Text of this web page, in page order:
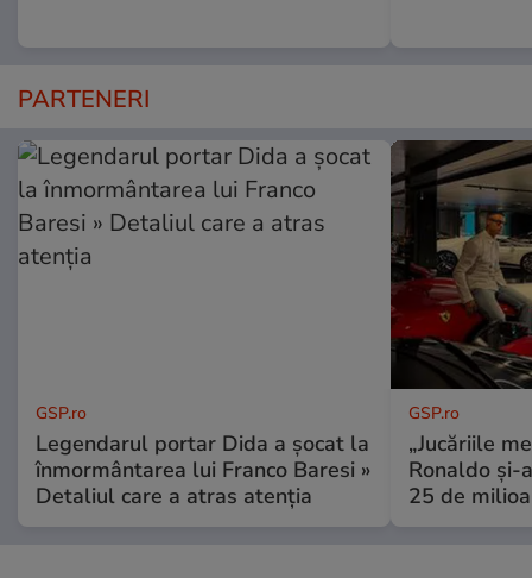
PARTENERI
GSP.ro
Legendarul portar Dida a șocat la
înmormântarea lui Franco Baresi »
Detaliul care a atras atenția
GSP.ro
„Jucăriile
Ronaldo și-
25 de